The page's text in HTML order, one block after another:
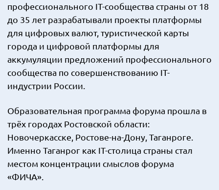
профессионального IT-сообщества страны от 18
до 35 лет разрабатывали проекты платформы
для цифровых валют, туристической карты
города и цифровой платформы для
аккумуляции предложений профессионального
сообщества по совершенствованию IT-
индустрии России.
Образовательная программа форума прошла в
трёх городах Ростовской области:
Новочеркасске, Ростове-на-Дону, Таганроге.
Именно Таганрог как IT-столица страны стал
местом концентрации смыслов форума
«ФИЧА».